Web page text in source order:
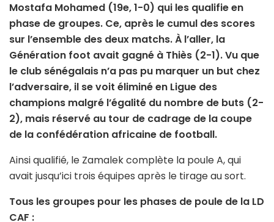
Mostafa Mohamed (19e, 1-0) qui les qualifie en
phase de groupes. Ce, après le cumul des scores
sur l’ensemble des deux matchs. À l’aller, la
Génération foot avait gagné à Thiès (2-1). Vu que
le club sénégalais n’a pas pu marquer un but chez
l’adversaire, il se voit éliminé en Ligue des
champions malgré l’égalité du nombre de buts (2-
2), mais réservé au tour de cadrage de la coupe
de la confédération africaine de football.
Ainsi qualifié, le Zamalek complète la poule A, qui
avait jusqu’ici trois équipes après le tirage au sort.
Tous les groupes pour les phases de poule de la LD
CAF :